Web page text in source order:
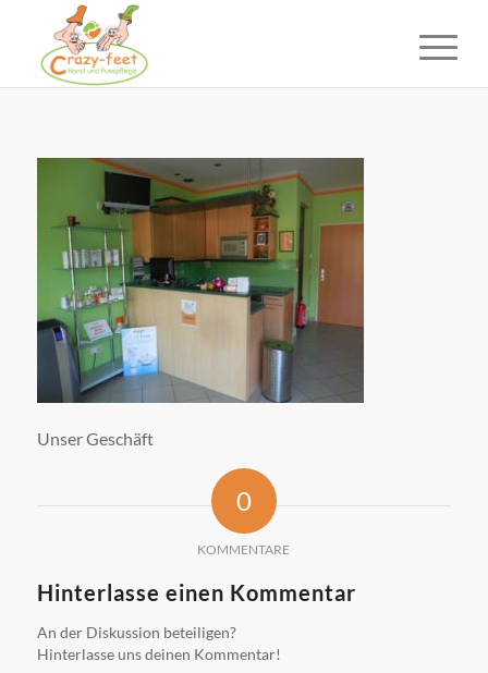
Unser Geschäft
0
KOMMENTARE
Hinterlasse einen Kommentar
An der Diskussion beteiligen?
Hinterlasse uns deinen Kommentar!